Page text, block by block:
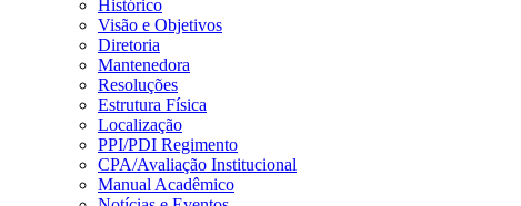
Histórico
Visão e Objetivos
Diretoria
Mantenedora
Resoluções
Estrutura Física
Localização
PPI/PDI Regimento
CPA/Avaliação Institucional
Manual Acadêmico